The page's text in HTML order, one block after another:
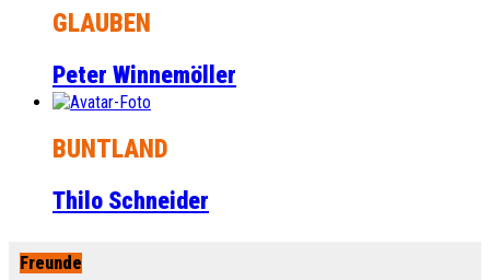
GLAUBEN
Peter Winnemöller
BUNTLAND
Thilo Schneider
Freunde